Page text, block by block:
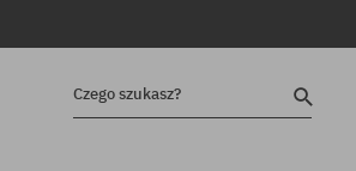
Czego szukasz?